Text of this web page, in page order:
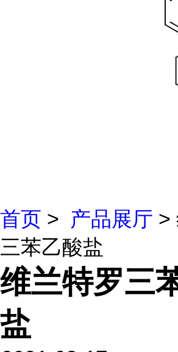
首页 > 产品展厅 >
三苯乙酸盐
维兰特罗三
盐